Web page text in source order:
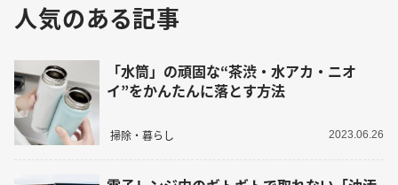
人気のある記事
「水筒」の頑固な“茶渋・水アカ・ニオ
イ”をかんたんに落とす方法
掃除・暮らし 2023.06.26